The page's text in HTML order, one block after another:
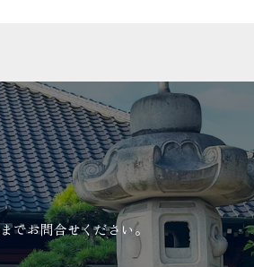
でお問合せください。